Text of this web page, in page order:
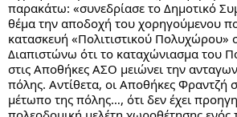
παρακάτω: «συνεδρίασε το Δημοτικό
θέμα την αποδοχή του χορηγούμενου
κατασκευή «Πολιτιστικού Πολυχώρου»
Διαπιστώνω ότι το καταχώνιασμα του
στις Αποθήκες ΑΣΟ μειώνει την
πόλης. Αντίθετα, οι Αποθήκες Φραντζή
μέτωπο της πόλης…, ότι δεν έχει